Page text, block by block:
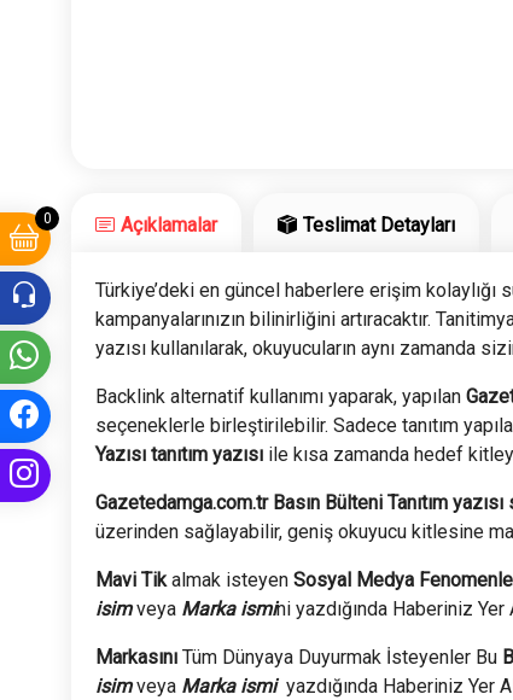
0 Açıklamalar Teslimat Detayları
Türkiye’deki en güncel haberlere erişim kolaylığı
kampanyalarınızın bilinirliğini artıracaktır.
yazısı kullanılarak, okuyucuların aynı zamanda
Backlink alternatif kullanımı yaparak, yapılan
seçeneklerle birleştirilebilir. Sadece tanıtım
Yazısı tanıtım yazısı ile kısa zamanda hedef
Gazetedamga.com.tr Basın Bülteni Tanıtım yazısı
üzerinden sağlayabilir, geniş okuyucu kitlesine
Mavi Tikalmak isteyenSosyal Medya
isimveya Marka ismini yazdığında Haberiniz Yer
Markasını Tüm Dünyaya Duyurmak İsteyenler Bu
isimveya Marka ismiyazdığında Haberiniz Yer